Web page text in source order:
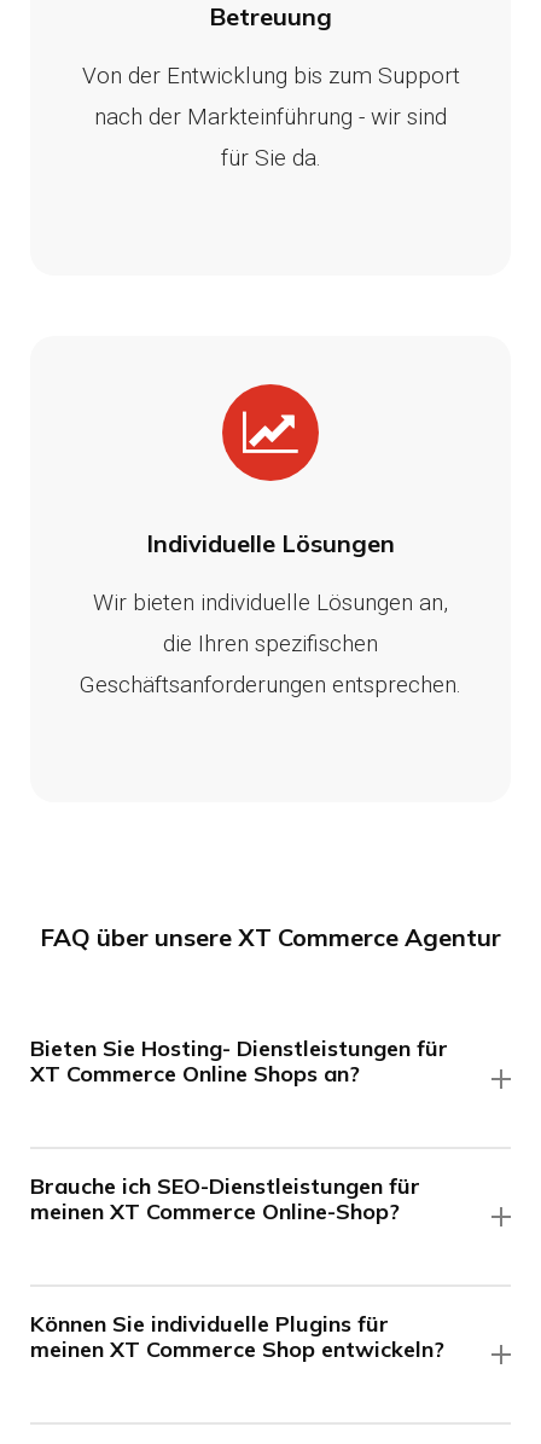
Betreuung
Von der Entwicklung bis zum Support
nach der Markteinführung - wir sind
für Sie da.
Individuelle Lösungen
Wir bieten individuelle Lösungen an,
die Ihren spezifischen
Geschäftsanforderungen entsprechen.
FAQ über unsere XT Commerce Agentur
Bieten Sie Hosting- Dienstleistungen für
XT Commerce Online Shops an?
Brauche ich SEO-Dienstleistungen für
meinen XT Commerce Online-Shop?
Können Sie individuelle Plugins für
meinen XT Commerce Shop entwickeln?